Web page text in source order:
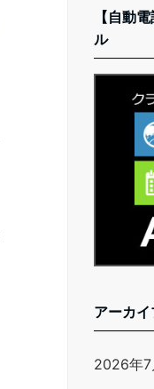
【自動
ル
アーカイ
2026年7